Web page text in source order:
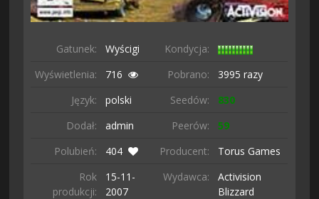
Gatunek: Wyścigi
Kondycja:
Wyświetlenia:
716 Pobrano:
3995 razy
Język:
polski Seedów:
830
Dodał:
admin Peerów:
59
Polubień:
404 Producent:
Torus Games
Rok
produkcji:
15-11-
2007
Wydawca:
Activision
Blizzard